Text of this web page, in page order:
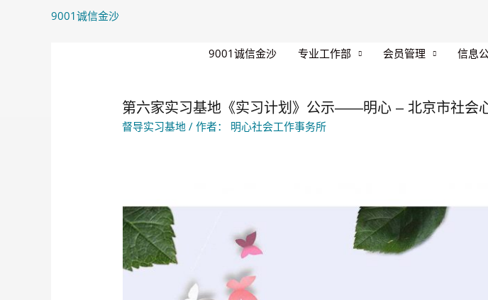
9001诚信金沙
9001诚信金沙 专业工作部 会员管理 信息
第六家实习基地《实习计划》公示——明心 – 北京市社会
督导实习基地 / 作者： 明心社会工作事务所